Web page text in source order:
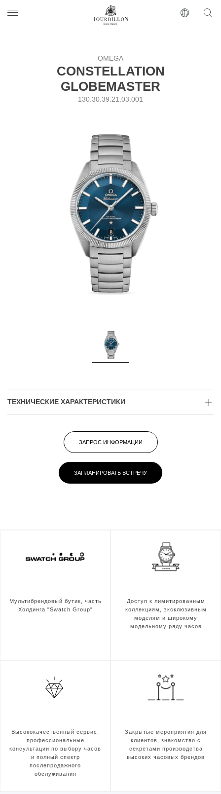
https://www.tourbillon.com/ru
OMEGA
CONSTELLATION
GLOBEMASTER
130.30.39.21.03.001
ТЕХНИЧЕСКИЕ ХАРАКТЕРИСТИКИ
ЗАПРОС ИНФОРМАЦИИ
ЗАПЛАНИРОВАТЬ ВСТРЕЧУ
Мультибрендовый бутик, часть
Холдинга "Swatch Group"
Доступ к лимитированным
коллекциям, эксклюзивным
моделям и широкому
модельному ряду часов
Высококачественный сервис,
профессиональные
консультации по выбору часов
и полный спектр
послепродажного
обслуживания
Закрытые мероприятия для
клиентов, знакомство с
секретами производства
высоких часовых брендов